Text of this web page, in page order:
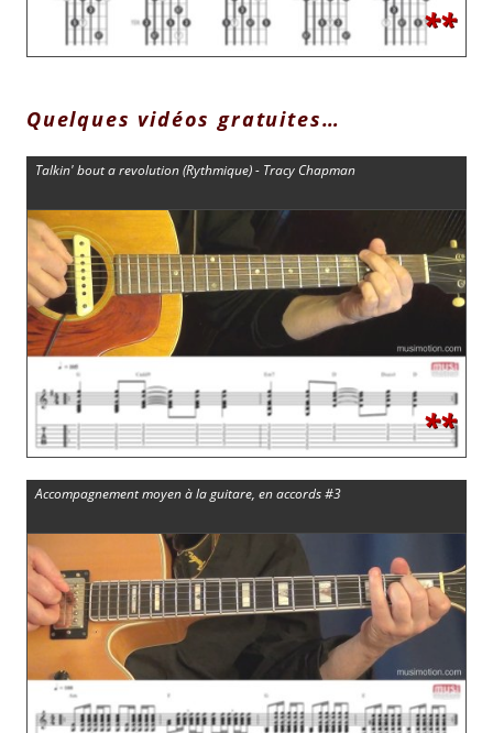
**
Quelques vidéos gratuites…
Talkin' bout a revolution (Rythmique) - Tracy Chapman
**
Accompagnement moyen à la guitare, en accords #3